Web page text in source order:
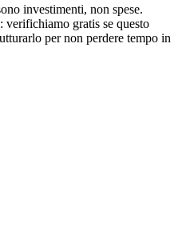
investimenti, non spese.
gratis se questo
per non perdere tempo in